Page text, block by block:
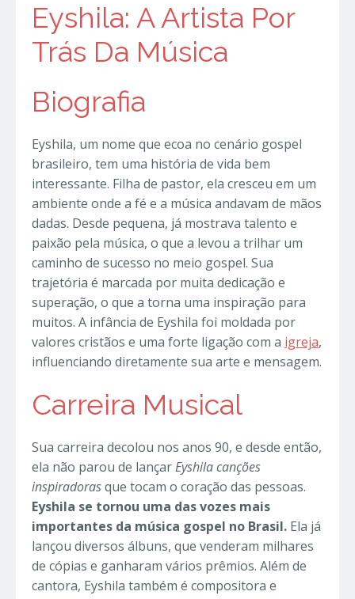
Eyshila: A Artista Por
Trás Da Música
Biografia
Eyshila, um nome que ecoa no cenário gospel
brasileiro, tem uma história de vida bem
interessante. Filha de pastor, ela cresceu em um
ambiente onde a fé e a música andavam de mãos
dadas. Desde pequena, já mostrava talento e
paixão pela música, o que a levou a trilhar um
caminho de sucesso no meio gospel. Sua
trajetória é marcada por muita dedicação e
superação, o que a torna uma inspiração para
muitos. A infância de Eyshila foi moldada por
valores cristãos e uma forte ligação com a igreja,
influenciando diretamente sua arte e mensagem.
Carreira Musical
Sua carreira decolou nos anos 90, e desde então,
ela não parou de lançarEyshila canções
inspiradorasque tocam o coração das pessoas.
Eyshila se tornou uma das vozes mais
importantes da música gospel no Brasil. Ela já
lançou diversos álbuns, que venderam milhares
de cópias e ganharam vários prêmios. Além de
cantora, Eyshila também é compositora e